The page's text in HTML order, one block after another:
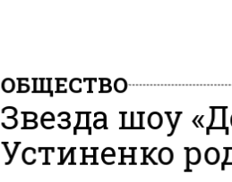
ОБЩЕСТВО
Звезда шоу
Устиненко